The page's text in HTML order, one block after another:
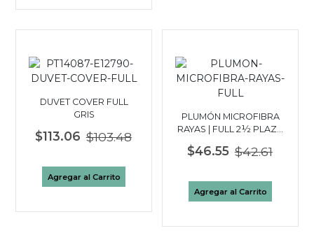
DUVET COVER FULL
GRIS
$113.06 $103.48
Agregar al Carrito
PLUMÓN MICROFIBRA
RAYAS | FULL 2½ PLAZA
$46.55 $42.61
Agregar al Carrito